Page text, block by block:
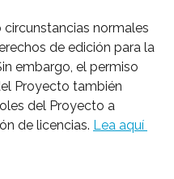
normales
de edición para la
embargo, el permiso
Proyecto también
del Proyecto a
de licencias. Lea aquí